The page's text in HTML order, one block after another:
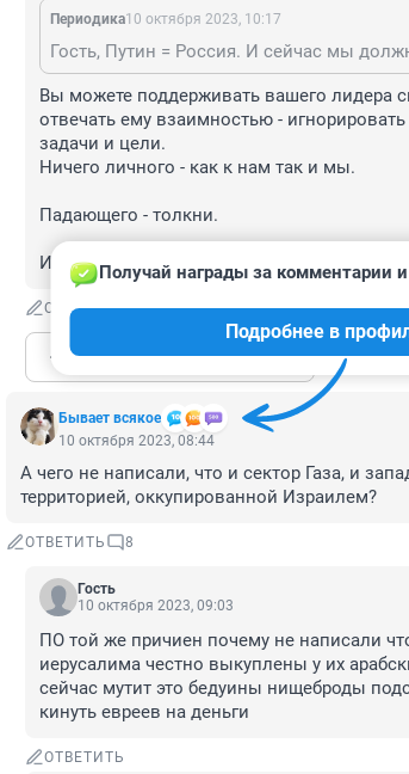
Периодика10 октября 2023, 10:17
Вы можете поддерживать вашего лидера
отвечать ему взаимностью -
задачи и цели.
Ничего личного - как к нам так и мы.
Падающего - толкни.
И да Путин не Россия и даже не ее лидер,
ОТВЕТИТЬ
Показать ещё 4 ответа
Бывает всякое
Получай награды за комментарии
Подробнее в
10 октября 2023, 08:44
А чего не написали, что и сектор Газа, и
территорией, оккупированной Израилем?
ОТВЕТИТЬ 8
Гость
10 октября 2023, 09:03
ПО той же причиен почему не написали
иерусалима честно выкуплены у их
сейчас мутит это бедуины нищеброды
кинуть евреев на деньги
ОТВЕТИТЬ